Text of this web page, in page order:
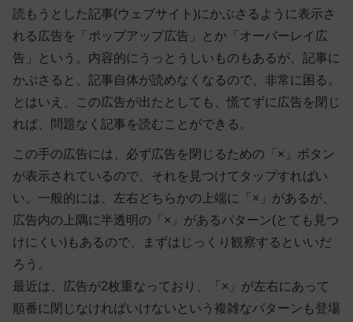
読もうとした記事(ウェブサイト)にかぶさるように表示さ
れる広告を「ポップアップ広告」とか「オーバーレイ広
告」という。内容的にうっとうしいものもあるが、記事に
かぶさると、記事自体が読めなくなるので、非常に困る。
とはいえ、この広告が出たとしても、慌てずに広告を閉じ
れば、問題なく記事を読むことができる。
この手の広告には、必ず広告を閉じるための「×」ボタン
が表示されているので、それを見つけてタップすればい
い。一般的には、左右どちらかの上端に「×」があるが、
広告内の上隅に半透明の「×」があるパターン(とても見つ
けにくい)もあるので、まずはじっくり観察するといいだ
ろう。
最近は、広告が2枚重なっており、「×」が左右にあって
順番に閉じなければいけないという複雑なパターンも登場